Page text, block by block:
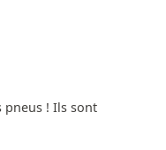
pneus ! Ils sont